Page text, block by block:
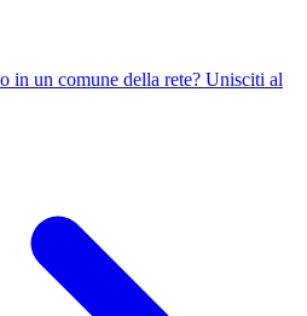
in un comune della rete? Unisciti al